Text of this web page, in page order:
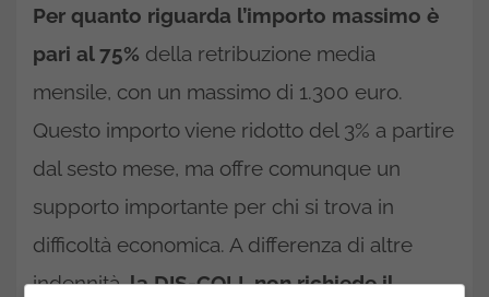
Per quanto riguarda l’importo massimo è
pari al 75% della retribuzione media
mensile, con un massimo di 1.300 euro.
Questo importo viene ridotto del 3% a partire
dal sesto mese, ma offre comunque un
supporto importante per chi si trova in
difficoltà economica. A differenza di altre
indennità,la DIS-COLL non richiede il